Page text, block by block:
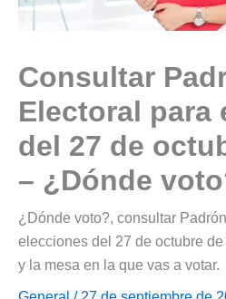
Consultar
Electoral para
del 27 de
– ¿Dónde
¿Dónde voto?, consultar
elecciones del 27 de octubre
y la mesa en la que vas a votar.